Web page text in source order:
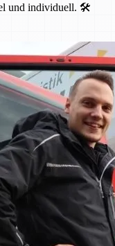
und individuell. 🛠️